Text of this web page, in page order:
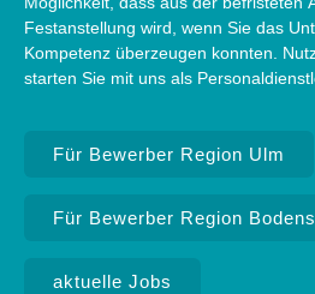
Festanstellung wird, wenn Sie das
Kompetenz überzeugen konnten.
starten Sie mit uns als
Für Bewerber Region Ulm
Für Bewerber Region
aktuelle Jobs